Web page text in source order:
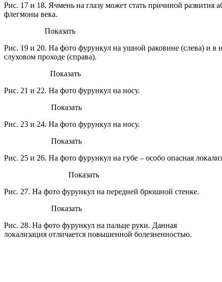
Рис. 17 и 18. Ячмень на глазу может стать причиной развития
флегмоны века.
Показать
Рис. 19 и 20. На фото фурункул на ушной раковине (слева) и в
слуховом проходе (справа).
Показать
Рис. 21 и 22. На фото фурункул на носу.
Показать
Рис. 23 и 24. На фото фурункул на носу.
Показать
Рис. 25 и 26. На фото фурункул на губе – особо опасная
Показать
Рис. 27. На фото фурункул на передней брюшной стенке.
Показать
Рис. 28. На фото фурункул на пальце руки. Данная
локализация отличается повышенной болезненностью.